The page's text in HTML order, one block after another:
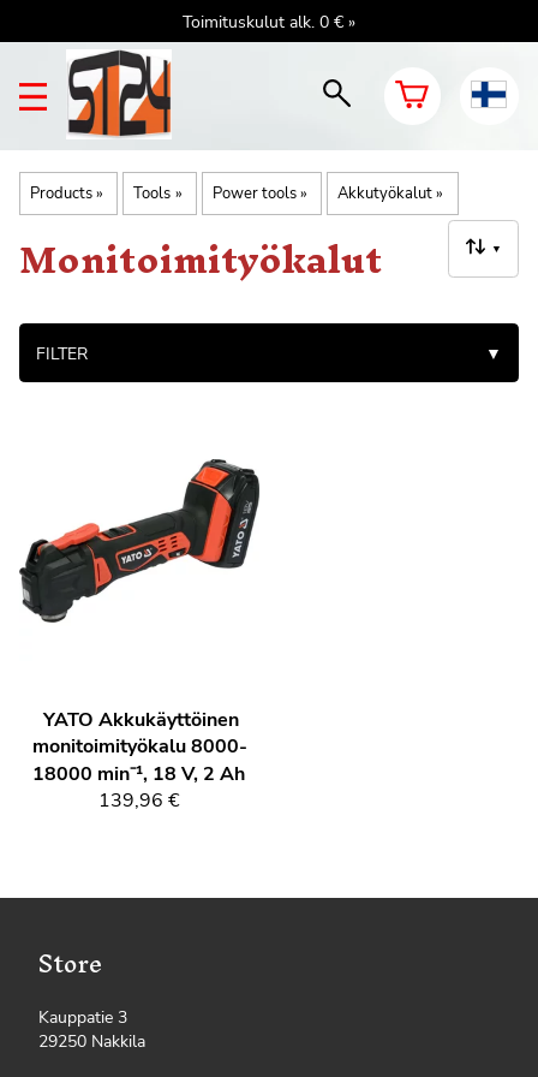
Toimituskulut alk. 0 € »
Products‪» Tools ‪» Power tools‪» Akkutyökalut‪»
▼
Monitoimityökalut
FILTER ▼
YATO Akkukäyttöinen
monitoimityökalu 8000-
18000 min⁻¹, 18 V, 2 Ah
139,96 €
Store
Kauppatie 3
29250 Nakkila